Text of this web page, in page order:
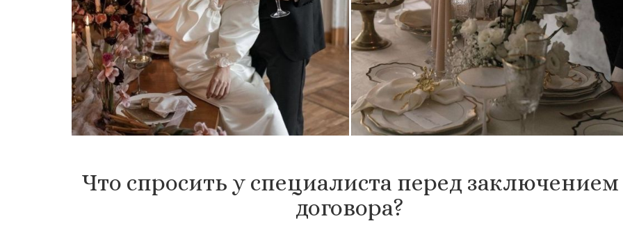
Что спросить у специалиста перед заключением
договора?